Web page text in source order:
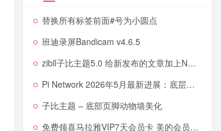
替换所有标签前面#号为小圆点
班迪录屏Bandicam v4.6.5
zibll子比主题5.0 给新发布的文章加上NEW小图标
Pi Network 2026年5月最新进展：底层升级、智能合约与生态落地全面提速
子比主题 – 底部页脚动物墙美化
免费领喜马拉雅VIP7天会员卡 美的会员权益升级